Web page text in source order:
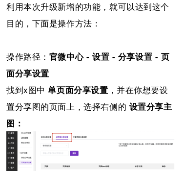
利用本次升级新增的功能，就可以达到这个
目的，下面是操作方法：
操作路径： 官微中心 - 设置 - 分享设置 - 页
面分享设置
找到x图中单页面分享设置 ，并在你想要设
置分享图的页面上，选择右侧的 设置分享主
图：